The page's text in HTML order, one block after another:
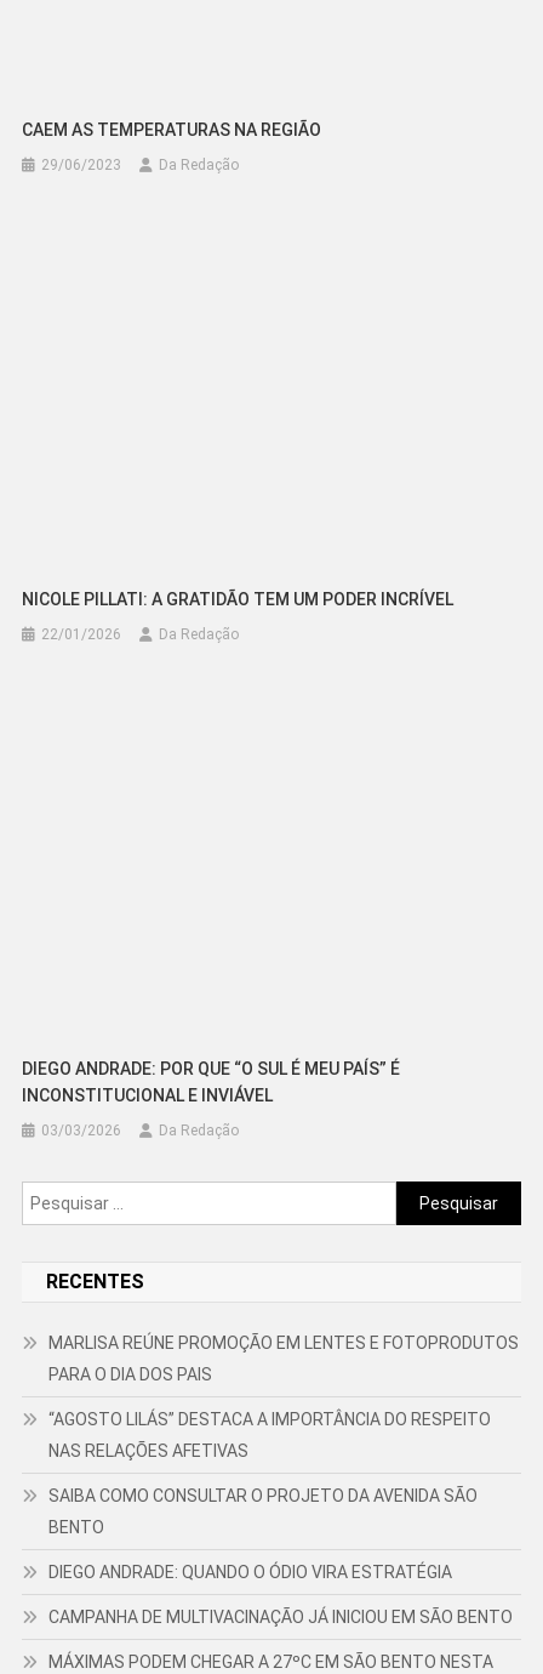
CAEM AS TEMPERATURAS NA REGIÃO
29/06/2023 Da Redação
NICOLE PILLATI: A GRATIDÃO TEM UM PODER INCRÍVEL
22/01/2026 Da Redação
DIEGO ANDRADE: POR QUE “O SUL É MEU PAÍS” É
INCONSTITUCIONAL E INVIÁVEL
03/03/2026 Da Redação
Pesquisar
por:
RECENTES
MARLISA REÚNE PROMOÇÃO EM LENTES E FOTOPRODUTOS
PARA O DIA DOS PAIS
“AGOSTO LILÁS” DESTACA A IMPORTÂNCIA DO RESPEITO
NAS RELAÇÕES AFETIVAS
SAIBA COMO CONSULTAR O PROJETO DA AVENIDA SÃO
BENTO
DIEGO ANDRADE: QUANDO O ÓDIO VIRA ESTRATÉGIA
CAMPANHA DE MULTIVACINAÇÃO JÁ INICIOU EM SÃO BENTO
MÁXIMAS PODEM CHEGAR A 27ºC EM SÃO BENTO NESTA